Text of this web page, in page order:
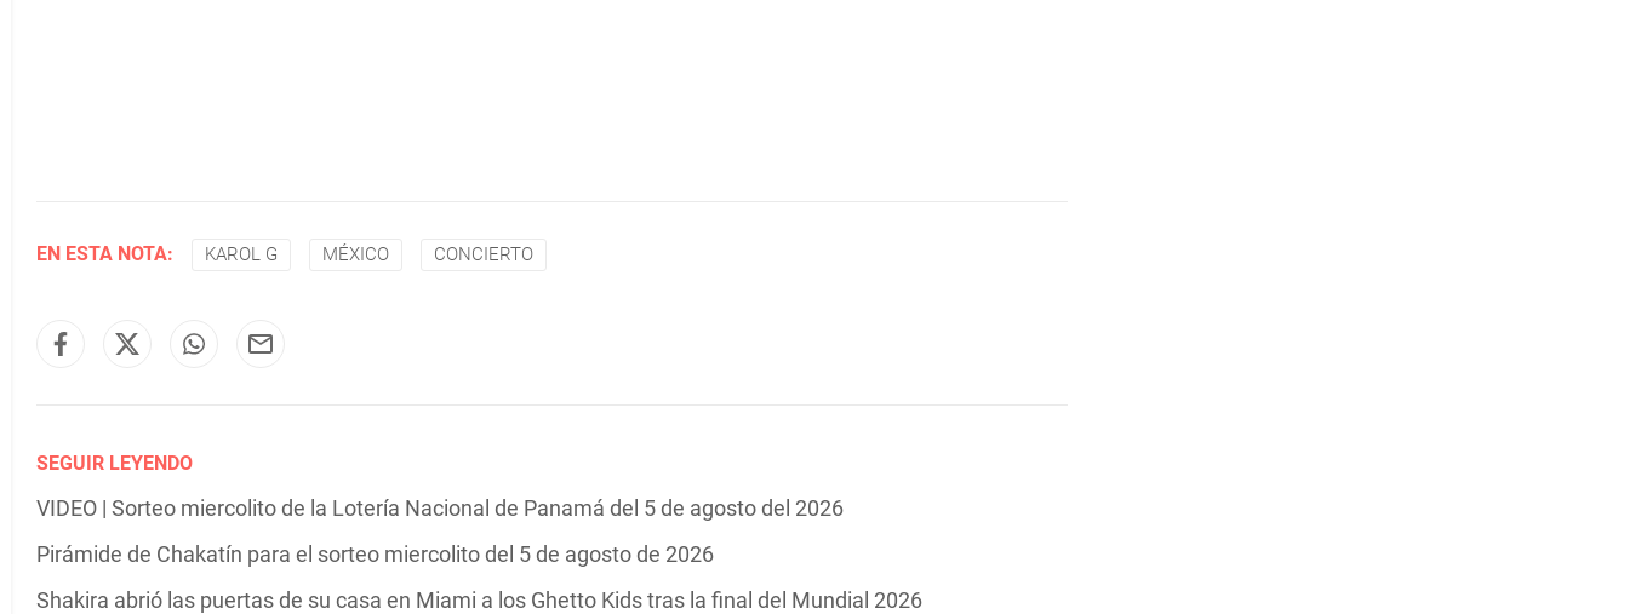
EN ESTA NOTA: KAROL G MÉXICO CONCIERTO
SEGUIR LEYENDO
VIDEO | Sorteo miercolito de la Lotería Nacional de Panamá del 5 de agosto del 2026
Pirámide de Chakatín para el sorteo miercolito del 5 de agosto de 2026
Shakira abrió las puertas de su casa en Miami a los Ghetto Kids tras la final del Mundial 2026